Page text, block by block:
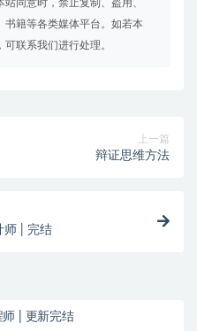
同意时，禁止复制、盗用、
书籍等各类媒体平台。如若本
联系我们进行处理。
上一篇
辩证思维方法
师 | 完结
师 | 更新完结